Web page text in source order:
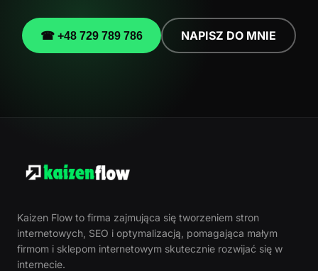
☎ +48 729 789 786 NAPISZ DO MNIE
Kaizen Flow to firma zajmująca się tworzeniem stron
internetowych, SEO i optymalizacją, pomagająca małym
firmom i sklepom internetowym skutecznie rozwijać się w
internecie.